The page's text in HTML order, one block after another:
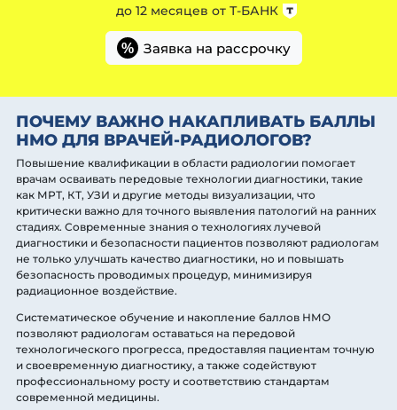
до 12 месяцев от Т-БАНК
% Заявка на рассрочку
ПОЧЕМУ ВАЖНО НАКАПЛИВАТЬ БАЛЛЫ
НМО ДЛЯ ВРАЧЕЙ-РАДИОЛОГОВ?
Повышение квалификации в области радиологии помогает
врачам осваивать передовые технологии диагностики, такие
как МРТ, КТ, УЗИ и другие методы визуализации, что
критически важно для точного выявления патологий на ранних
стадиях. Современные знания о технологиях лучевой
диагностики и безопасности пациентов позволяют радиологам
не только улучшать качество диагностики, но и повышать
безопасность проводимых процедур, минимизируя
радиационное воздействие.
Систематическое обучение и накопление баллов НМО
позволяют радиологам оставаться на передовой
технологического прогресса, предоставляя пациентам точную
и своевременную диагностику, а также содействуют
профессиональному росту и соответствию стандартам
современной медицины.